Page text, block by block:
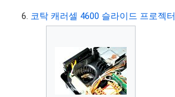
코탁 캐러셀 4600 슬라이드 프로젝터